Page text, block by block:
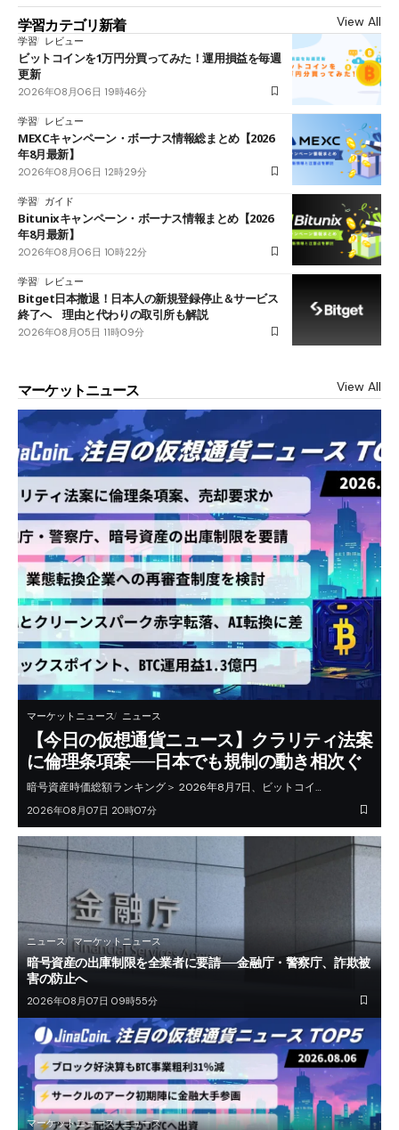
学習カテゴリ新着 View All
学習 レビュー
ビットコインを1万円分買ってみた！運用損益を毎週
更新
2026年08月06日 19時46分
学習 レビュー
MEXCキャンペーン・ボーナス情報総まとめ【2026
年8月最新】
2026年08月06日 12時29分
学習 ガイド
Bitunixキャンペーン・ボーナス情報まとめ【2026
年8月最新】
2026年08月06日 10時22分
学習 レビュー
Bitget日本撤退！日本人の新規登録停止＆サービス
終了へ 理由と代わりの取引所も解説
2026年08月05日 11時09分
マーケットニュース View All
マーケットニュース ニュース
【今日の仮想通貨ニュース】クラリティ法案
に倫理条項案──日本でも規制の動き相次ぐ
暗号資産時価総額ランキング＞ 2026年8月7日、ビットコイ…
2026年08月07日 20時07分
ニュース マーケットニュース
暗号資産の出庫制限を全業者に要請──金融庁・警察庁、詐欺被
害の防止へ
2026年08月07日 09時55分
マーケットニュース ニュース